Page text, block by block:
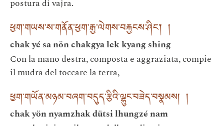
postura di vajra.
ཕྱག་གཡས་ས་གནོན་ཕྱག་རྒྱ་ལེགས་བརྐྱངས་ཤིང་། །
chak yé sa nön chakgya lek kyang shing
Con la mano destra, composta e aggraziata, compie
il mudrā del toccare la terra,
ཕྱག་གཡོན་མཉམ་བཞག་བདུད་རྩིའི་ལྷུང་བཟེད་བསྣམས། །
chak yön nyamzhak dütsi lhungzé nam